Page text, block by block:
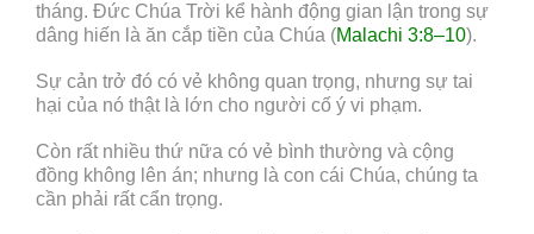
tháng. Đức Chúa Trời kể hành động gian lận trong sự
dâng hiến là ăn cắp tiền của Chúa (Malachi 3:8–10).
Sự cản trở đó có vẻ không quan trọng, nhưng sự tai
hại của nó thật là lớn cho người cố ý vi phạm.
Còn rất nhiều thứ nữa có vẻ bình thường và cộng
đồng không lên án; nhưng là con cái Chúa, chúng ta
cần phải rất cẩn trọng.